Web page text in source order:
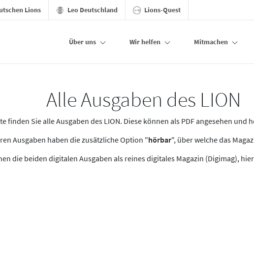
Lions Leo Deutschland Lions-Quest
Über uns Wir helfen Mitmachen
Alle Ausgaben des LION
finden Sie alle Ausgaben des LION. Diese können als PDF angesehen und
Ausgaben haben die zusätzliche Option "hörbar", über welche das
die beiden digitalen Ausgaben als reines digitales Magazin (Digimag),